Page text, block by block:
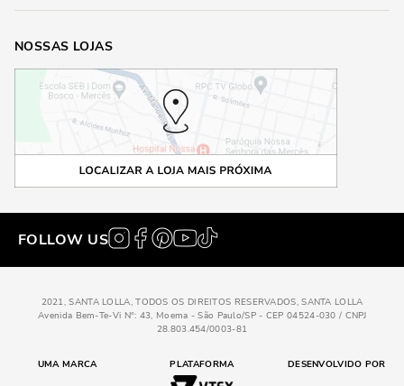
NOSSAS LOJAS
FOLLOW US
2021, SANTA LOLLA, TODOS OS DIREITOS RESERVADOS, SANTA LOLLA
Avenida Bem-Te-Vi N°: 43, Moema - São Paulo/SP - CEP 04524-030 / CNPJ
28.803.454/0003-81
UMA MARCA PLATAFORMA DESENVOLVIDO POR